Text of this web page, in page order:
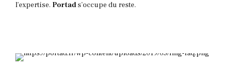
l’expertise. Portads’occupe du reste.